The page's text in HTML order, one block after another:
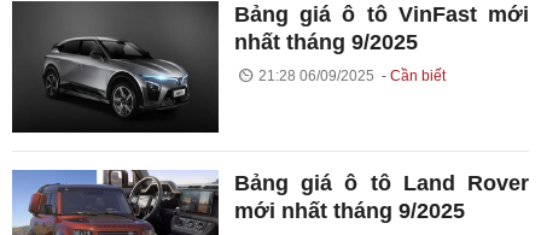
Bảng giá ô tô VinFast mới
nhất tháng 9/2025
21:28 06/09/2025 Cần biết
Bảng giá ô tô Land Rover
mới nhất tháng 9/2025